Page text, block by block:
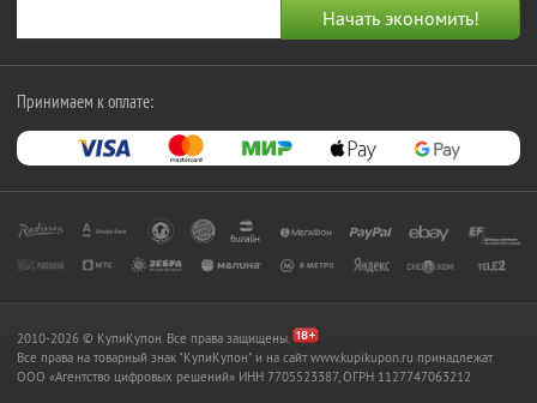
Принимаем к оплате:
2010-2026 © КупиКупон. Все права защищены.
Все права на товарный знак "КупиКупон" и на сайт www.kupikupon.ru принадлежат
OOO «Агентство цифровых решений» ИНН 7705523387, ОГРН 1127747063212